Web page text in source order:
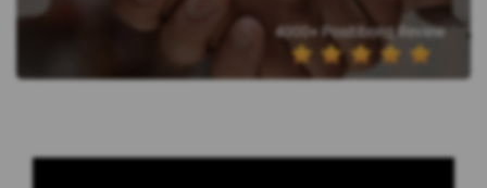
4000+ Positibong Review